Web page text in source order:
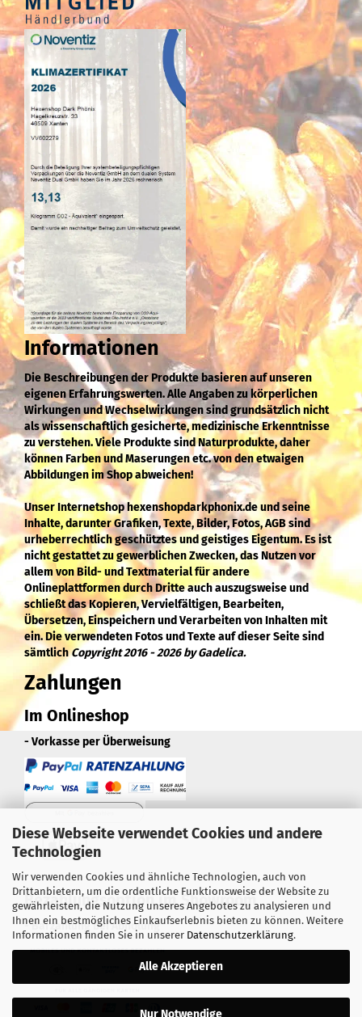
Diese Webseite verwendet Cookies und andere
Technologien
Wir verwenden Cookies und ähnliche Technologien, auch von
Drittanbietern, um die ordentliche Funktionsweise der Website zu
gewährleisten, die Nutzung unseres Angebotes zu analysieren und
Ihnen ein bestmögliches Einkaufserlebnis bieten zu können. Weitere
Informationen finden Sie in unserer Datenschutzerklärung.
Alle Akzeptieren
Nur Notwendige
Informationen
Die Beschreibungen der Produkte basieren auf unseren
eigenen Erfahrungswerten. Alle Angaben zu körperlichen
Wirkungen und Wechselwirkungen sind grundsätzlich nicht
als wissenschaftlich gesicherte, medizinische Erkenntnisse
zu verstehen. Viele Produkte sind Naturprodukte, daher
können Farben und Maserungen etc. von den etwaigen
Abbildungen im Shop abweichen!
Unser Internetshop hexenshopdarkphonix.de und seine
Inhalte, darunter Grafiken, Texte, Bilder, Fotos, AGB sind
urheberrechtlich geschütztes und geistiges Eigentum. Es ist
nicht gestattet zu gewerblichen Zwecken, das Nutzen vor
allem von Bild- und Textmaterial für andere
Onlineplattformen durch Dritte auch auszugsweise und
schließt das Kopieren, Vervielfältigen, Bearbeiten,
Übersetzen, Einspeichern und Verarbeiten von Inhalten mit
ein. Die verwendeten Fotos und Texte auf dieser Seite sind
sämtlichCopyright 2016 - 2026 by Gadelica.
Zahlungen
Im Onlineshop
- Vorkasse per Überweisung
Bezahlungsoption im Showroom
- Barzahlung bei Abholung